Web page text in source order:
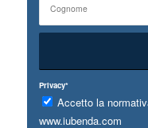
Privacy*
Accetto la
www.iubenda.com